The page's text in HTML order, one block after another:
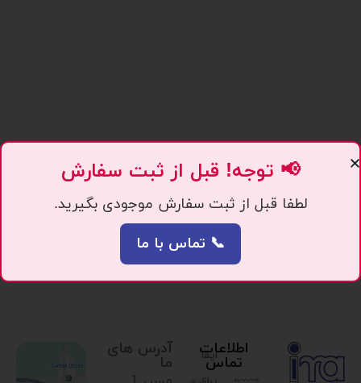
ایما
اطلاعات
تماس
آدرس های
ما
📢 توجه! قبل از ثبت سفارش
لطفا قبل از ثبت سفارش موجودی بگیرید.
📞 تماس با ما